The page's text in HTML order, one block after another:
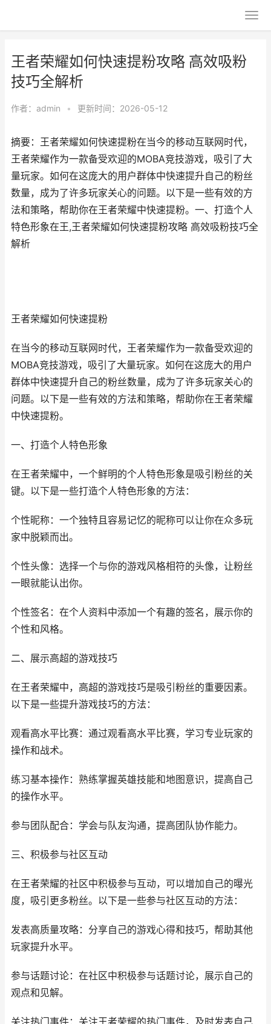
王者荣耀如何快速提粉攻略 高效吸粉
技巧全解析
作者： admin • 更新时间：2026-05-12
摘要：王者荣耀如何快速提粉在当今的移动互联网时代，
王者荣耀作为一款备受欢迎的MOBA竞技游戏，吸引了大
量玩家。如何在这庞大的用户群体中快速提升自己的粉丝
数量，成为了许多玩家关心的问题。以下是一些有效的方
法和策略，帮助你在王者荣耀中快速提粉。一、打造个人
特色形象在王,王者荣耀如何快速提粉攻略 高效吸粉技巧全
解析
王者荣耀如何快速提粉
在当今的移动互联网时代，王者荣耀作为一款备受欢迎的
MOBA竞技游戏，吸引了大量玩家。如何在这庞大的用户
群体中快速提升自己的粉丝数量，成为了许多玩家关心的
问题。以下是一些有效的方法和策略，帮助你在王者荣耀
中快速提粉。
一、打造个人特色形象
在王者荣耀中，一个鲜明的个人特色形象是吸引粉丝的关
键。以下是一些打造个人特色形象的方法：
个性昵称：一个独特且容易记忆的昵称可以让你在众多玩
家中脱颖而出。
个性头像：选择一个与你的游戏风格相符的头像，让粉丝
一眼就能认出你。
个性签名：在个人资料中添加一个有趣的签名，展示你的
个性和风格。
二、展示高超的游戏技巧
在王者荣耀中，高超的游戏技巧是吸引粉丝的重要因素。
以下是一些提升游戏技巧的方法：
观看高水平比赛：通过观看高水平比赛，学习专业玩家的
操作和战术。
练习基本操作：熟练掌握英雄技能和地图意识，提高自己
的操作水平。
参与团队配合：学会与队友沟通，提高团队协作能力。
三、积极参与社区互动
在王者荣耀的社区中积极参与互动，可以增加自己的曝光
度，吸引更多粉丝。以下是一些参与社区互动的方法：
发表高质量攻略：分享自己的游戏心得和技巧，帮助其他
玩家提升水平。
参与话题讨论：在社区中积极参与话题讨论，展示自己的
观点和见解。